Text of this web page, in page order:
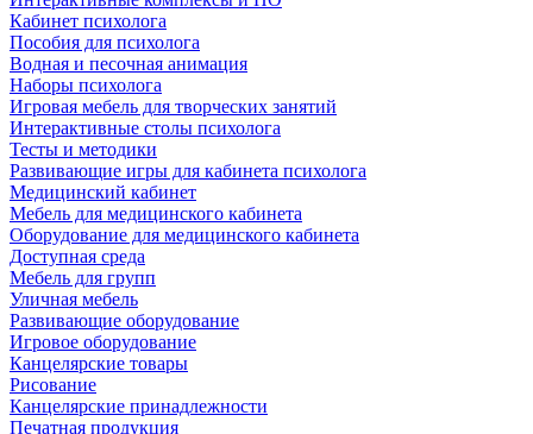
Кабинет психолога
Пособия для психолога
Водная и песочная анимация
Наборы психолога
Игровая мебель для творческих занятий
Интерактивные столы психолога
Тесты и методики
Развивающие игры для кабинета психолога
Медицинский кабинет
Мебель для медицинского кабинета
Оборудование для медицинского кабинета
Доступная среда
Мебель для групп
Уличная мебель
Развивающие оборудование
Игровое оборудование
Канцелярские товары
Рисование
Канцелярские принадлежности
Печатная продукция